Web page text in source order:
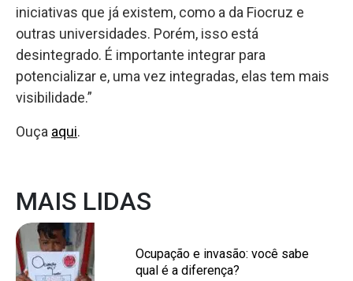
iniciativas que já existem, como a da Fiocruz e
outras universidades. Porém, isso está
desintegrado. É importante integrar para
potencializar e, uma vez integradas, elas tem mais
visibilidade.”
Ouça aqui.
MAIS LIDAS
Ocupação e invasão: você sabe
qual é a diferença?